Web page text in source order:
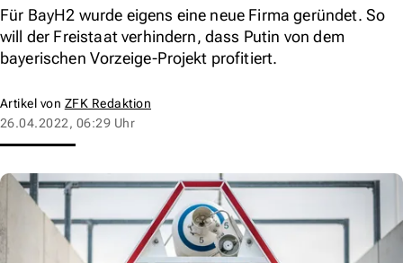
Für BayH2 wurde eigens eine neue Firma geründet. So
will der Freistaat verhindern, dass Putin von dem
bayerischen Vorzeige-Projekt profitiert.
Artikel von ZFK Redaktion
26.04.2022, 06:29 Uhr